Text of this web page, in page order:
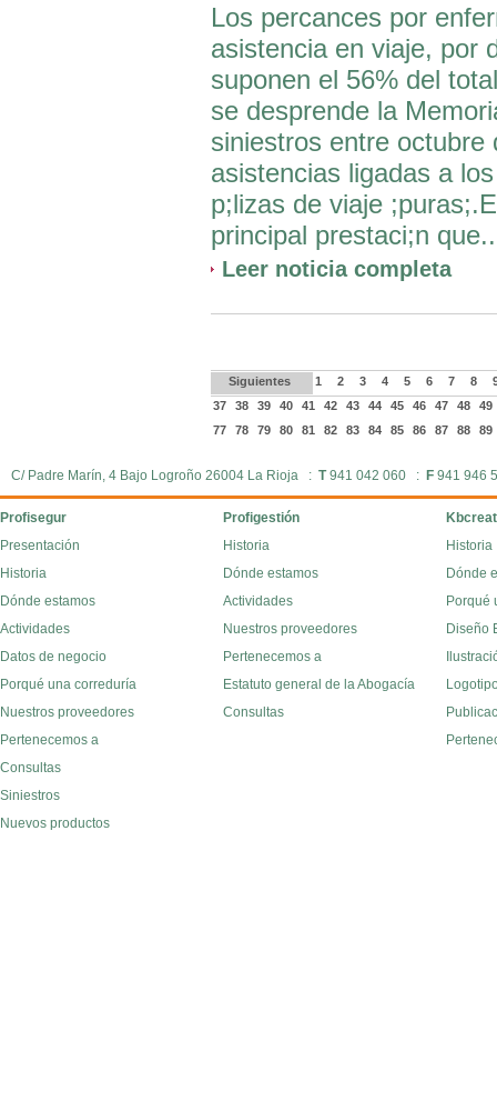
Los percances por
asistencia en viaje, por
suponen el 56% del
se desprende la
siniestros entre octubre
asistencias ligadas a
p;lizas de viaje
principal prestaci;n
Leer noticia completa
Siguientes 1 2 3 4 5 6 7 8
37
38 39 40 41 42 43 44 45 46 47 48
49
77
78 79 80 81 82 83 84 85 86 87 88 89
C/ Padre Marín, 4 Bajo Logroño 26004 La Rioja : T941 042 060 : F 941
Profisegur Profigestión
Presentación
Historia
Dónde estamos
Actividades
Datos de negocio
Porqué una correduría
Nuestros proveedores
Pertenecemos a
Consultas
Siniestros
Nuevos productos
Historia
Dónde estamos
Actividades
Nuestros proveedores
Pertenecemos a
Estatuto general de la Abogacía
Consultas
Historia
Dónde
Porqué
Diseño